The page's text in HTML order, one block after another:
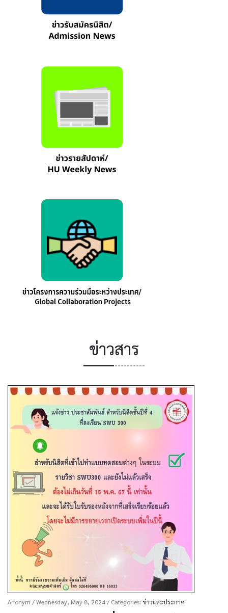
ข่าวสาร
Anonym / Wednesday, May 8, 2024/ Categories: ข่าวและประกาศ